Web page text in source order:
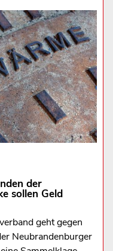
der
sollen Geld
geht gegen
Neubrandenburger